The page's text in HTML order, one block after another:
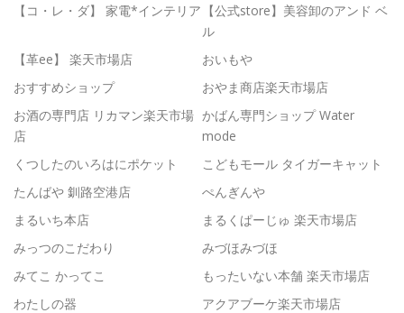
【コ・レ・ダ】 家電*インテリア 【公式store】美容卸のアンド ベ
ル
【革ee】 楽天市場店
おいもや
おすすめショップ
おやま商店楽天市場店
お酒の専門店 リカマン楽天市場
店
かばん専門ショップ Water
mode
くつしたのいろはにポケット
こどもモール タイガーキャット
たんばや 釧路空港店
ぺんぎんや
まるいち本店
まるくぱーじゅ 楽天市場店
みっつのこだわり
みづほみづほ
みてこ かってこ
もったいない本舗 楽天市場店
わたしの器
アクアブーケ楽天市場店